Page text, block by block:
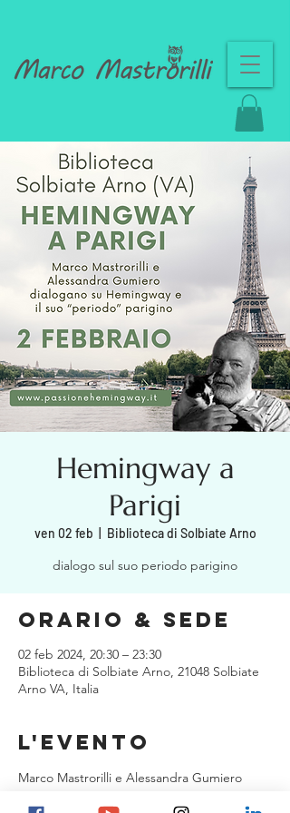
Hemingway a
Parigi
ven 02 feb Biblioteca di Solbiate Arno
dialogo sul suo periodo parigino
Orario & Sede
02 feb 2024, 20:30 – 23:30
Biblioteca di Solbiate Arno, 21048 Solbiate
Arno VA, Italia
L'evento
Marco Mastrorilli e Alessandra Gumiero